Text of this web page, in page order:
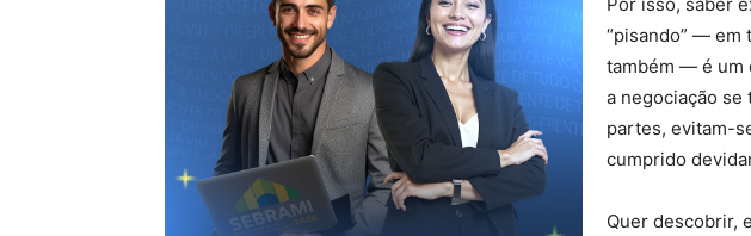
“pisando” — em
também — é um
a negociação se
partes, evitam-
cumprido
Quer descobrir,